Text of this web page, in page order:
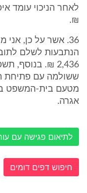
₪.
36. אשר על כן,
2,436 ₪.
ששולמה עם פתיחת
אגרה.
לתיאום פגישה עם עורך דין
חיפוש דפים דומים